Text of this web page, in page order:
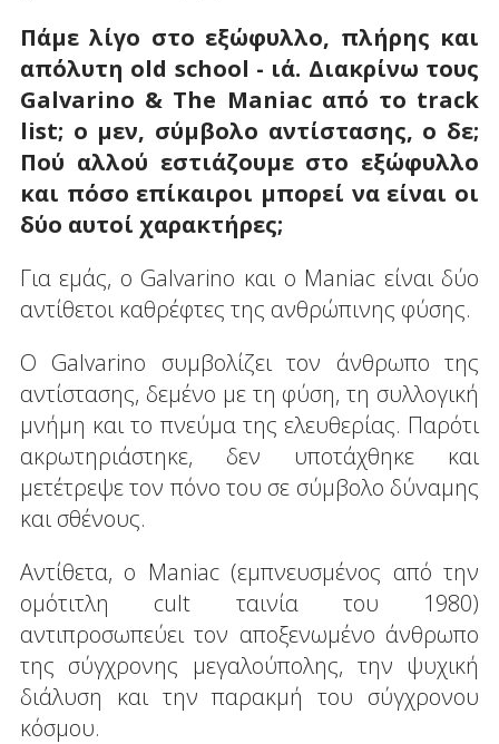
Πάμε λίγο στο εξώφυλλο, πλήρης και
απόλυτη old school - ιά. Διακρίνω τους
Galvarino & The Maniacαπό το track
list; ο μεν, σύμβολο αντίστασης, ο δε;
Πού αλλού εστιάζουμε στο εξώφυλλο
και πόσο επίκαιροι μπορεί να είναι οι
δύο αυτοί χαρακτήρες;
Για εμάς, ο Galvarino και ο Maniac είναι δύο
αντίθετοι καθρέφτες της ανθρώπινης φύσης.
Ο Galvarino συμβολίζει τον άνθρωπο της
αντίστασης, δεμένο με τη φύση, τη συλλογική
μνήμη και το πνεύμα της ελευθερίας. Παρότι
ακρωτηριάστηκε, δεν υποτάχθηκε και
μετέτρεψε τον πόνο του σε σύμβολο δύναμης
και σθένους.
Αντίθετα, ο Maniac (εμπνευσμένος από την
ομότιτλη cult ταινία του 1980)
αντιπροσωπεύει τον αποξενωμένο άνθρωπο
της σύγχρονης μεγαλούπολης, την ψυχική
διάλυση και την παρακμή του σύγχρονου
κόσμου.